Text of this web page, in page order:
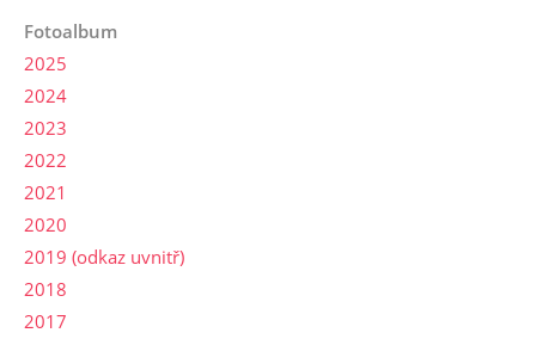
Fotoalbum
2025
2024
2023
2022
2021
2020
2019 (odkaz uvnitř)
2018
2017